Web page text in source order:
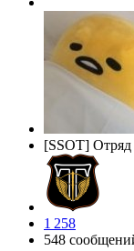
[SSOT] Отряд
1 258
548